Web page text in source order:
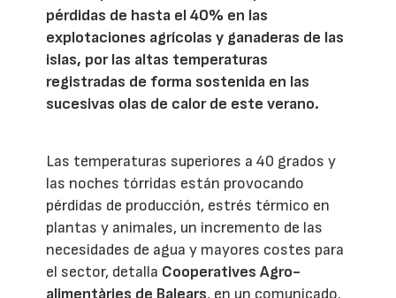
pérdidas de hasta el 40% en las
explotaciones agrícolas y ganaderas de las
islas, por las altas temperaturas
registradas de forma sostenida en las
sucesivas olas de calor de este verano.
Las temperaturas superiores a 40 grados y
las noches tórridas están provocando
pérdidas de producción, estrés térmico en
plantas y animales, un incremento de las
necesidades de agua y mayores costes para
el sector, detalla Cooperatives Agro-